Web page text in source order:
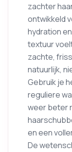
zachter
ontwikkeld
hydration
textuur
zachte,
natuurlijk,
Gebruik je
reguliere
weer beter
en een
De